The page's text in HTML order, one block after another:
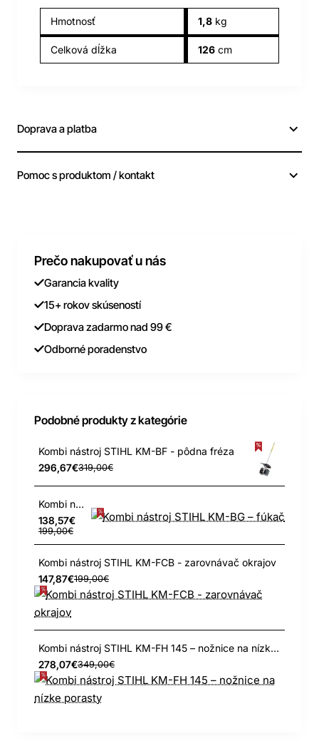
Hmotnosť 1,8 kg
Celková dĺžka 126 cm
Doprava a platba
Pomoc s produktom / kontakt
Prečo nakupovať u nás
Garancia kvality
15+ rokov skúseností
Doprava zadarmo nad 99 €
Odborné poradenstvo
Podobné produkty z kategórie
Kombi nástroj STIHL KM-BF - pôdna fréza
296,67€319,00€
Kombi nástroj STIHL KM-BG – fúkač
138,57€
199,00€
Kombi nástroj STIHL KM-FCB - zarovnávač okrajov
147,87€199,00€
Kombi nástroj STIHL KM-FH 145 – nožnice na nízke porasty
278,07€349,00€